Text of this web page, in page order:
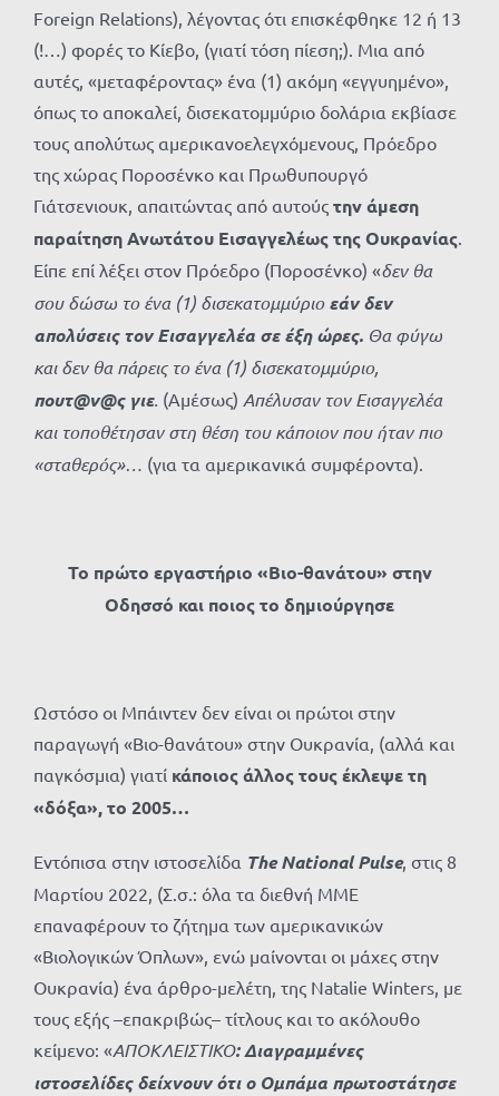
Foreign Relations), λέγοντας ότι επισκέφθηκε 12 ή 13
(!…) φορές το Κίεβο, (γιατί τόση πίεση;). Μια από
αυτές, «μεταφέροντας» ένα (1) ακόμη «εγγυημένο»,
όπως το αποκαλεί, δισεκατομμύριο δολάρια εκβίασε
τους απολύτως αμερικανοελεγχόμενους, Πρόεδρο
της χώρας Ποροσένκο και Πρωθυπουργό
Γιάτσενιουκ, απαιτώντας από αυτούς την άμεση
παραίτηση Ανωτάτου Εισαγγελέως της Ουκρανίας.
Είπε επί λέξει στον Πρόεδρο (Ποροσένκο) «δεν θα
σου δώσω το ένα (1) δισεκατομμύριοεάν δεν
απολύσεις τον Εισαγγελέα σε έξη ώρες. Θα φύγω
και δεν θα πάρεις το ένα (1) δισεκατομμύριο,
πουτ@ν@ς γιε. (Αμέσως) Απέλυσαν τον Εισαγγελέα
και τοποθέτησαν στη θέση του κάποιον που ήταν πιο
«σταθερός»… (για τα αμερικανικά συμφέροντα).
Το πρώτο εργαστήριο «Βιο-θανάτου» στην
Οδησσό και ποιος το δημιούργησε
Ωστόσο οι Μπάιντεν δεν είναι οι πρώτοι στην
παραγωγή «Βιο-θανάτου» στην Ουκρανία, (αλλά και
παγκόσμια) γιατί κάποιος άλλος τους έκλεψε τη
«δόξα», το 2005…
Εντόπισα στην ιστοσελίδα TheNationalPulse, στις 8
Μαρτίου 2022, (Σ.σ.: όλα τα διεθνή ΜΜΕ
επαναφέρουν το ζήτημα των αμερικανικών
«Βιολογικών Όπλων», ενώ μαίνονται οι μάχες στην
Ουκρανία) ένα άρθρο-μελέτη, της Natalie Winters, με
τους εξής –επακριβώς– τίτλους και το ακόλουθο
κείμενο: «ΑΠΟΚΛΕΙΣΤΙΚΟ: Διαγραμμένες
ιστοσελίδες δείχνουν ότι ο Ομπάμα πρωτοστάτησε